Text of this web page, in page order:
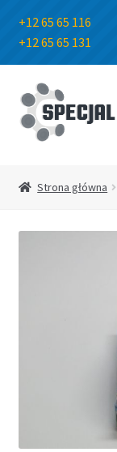
+12 65 65 116
+12 65 65 131
Przejdź
do
nawigacji
Przejdź
do
treści
Strona główna